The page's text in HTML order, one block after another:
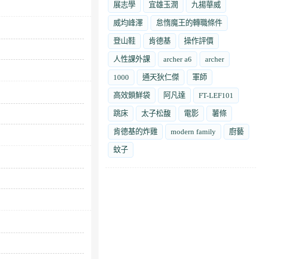
展志學 宜雄玉潤 九揚華威
威均峰澤 怠惰魔王的轉職條件
登山鞋 肯德基 操作評價
人性課外課 archer a6 archer
1000 通天狄仁傑 軍師
高效鎖鮮袋 阿凡達 FT-LEF101
跳床 太子松馥 電影 薯條
肯德基的炸雞 modern family 廚藝
蚊子